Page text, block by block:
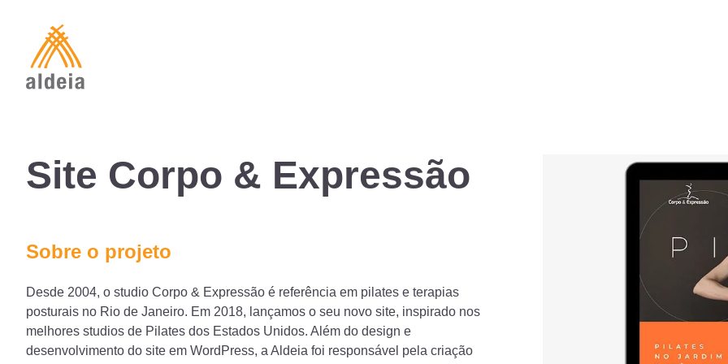
content
Site Corpo & Expressão
Sobre o projeto
Desde 2004, o studio Corpo & Expressão é referência em pilates e terapias
posturais no Rio de Janeiro. Em 2018, lançamos o seu novo site, inspirado nos
melhores studios de Pilates dos Estados Unidos. Além do design e
desenvolvimento do site em WordPress, a Aldeia foi responsável pela criação